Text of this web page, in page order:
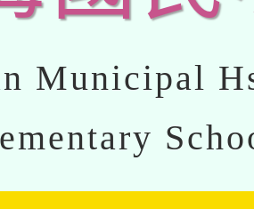
Municipal
ementary